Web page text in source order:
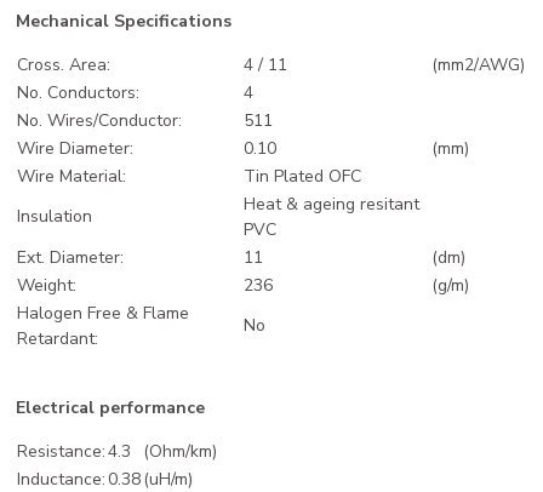
Mechanical Specifications
Cross. Area:
4 / 11
(mm2/AWG)
No. Conductors:
4
No. Wires/Conductor:
511
Wire Diameter:
0.10
(mm)
Wire Material:
Tin Plated OFC
Insulation
Heat & ageing resitant
PVC
Ext. Diameter:
11
(dm)
Weight:
236
(g/m)
Halogen Free & Flame
Retardant:
No
Electrical performance
Resistance:4.3
(Ohm/km)
Inductance: 0.38(uH/m)